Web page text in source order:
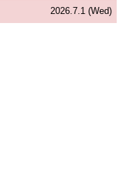
2026.7.1 (Wed)